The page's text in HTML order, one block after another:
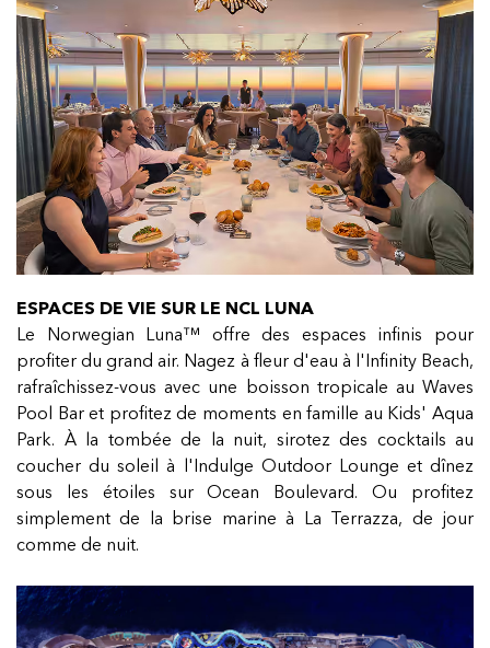
ESPACES DE VIE SUR LE NCL LUNA
Le Norwegian Luna™ offre des espaces infinis pour
profiter du grand air. Nagez à fleur d'eau à l'Infinity Beach,
rafraîchissez-vous avec une boisson tropicale au Waves
Pool Bar et profitez de moments en famille au Kids' Aqua
Park. À la tombée de la nuit, sirotez des cocktails au
coucher du soleil à l'Indulge Outdoor Lounge et dînez
sous les étoiles sur Ocean Boulevard. Ou profitez
simplement de la brise marine à La Terrazza, de jour
comme de nuit.